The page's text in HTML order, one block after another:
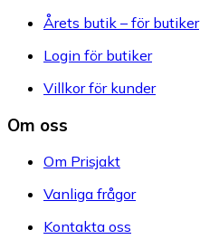
Årets butik – för butiker
Login för butiker
Villkor för kunder
Om oss
Om Prisjakt
Vanliga frågor
Kontakta oss